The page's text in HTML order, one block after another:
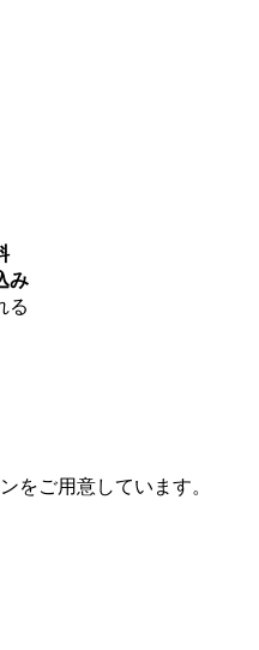
み
る
をご用意しています。